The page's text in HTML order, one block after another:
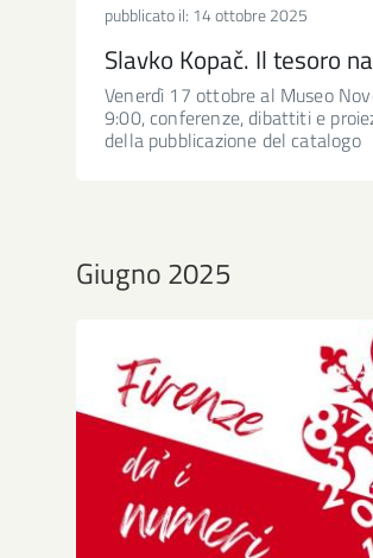
pubblicato il: 14 ottobre 2025
Slavko Kopač. Il tesoro
Venerdì 17 ottobre al Museo
9:00, conferenze, dibattiti e
della pubblicazione del catalogo
Giugno 2025